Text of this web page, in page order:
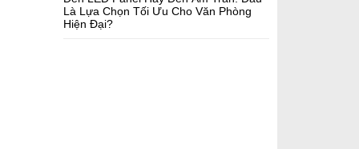
Là Lựa Chọn Tối Ưu Cho Văn Phòng
Hiện Đại?